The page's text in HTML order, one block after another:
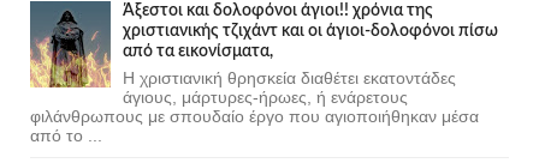
Άξεστοι και δολοφόνοι άγιοι!! χρόνια της
χριστιανικής τζιχάντ και οι άγιοι-δολοφόνοι πίσω
από τα εικονίσματα,
Η χριστιανική θρησκεία διαθέτει εκατοντάδες
άγιους, μάρτυρες-ήρωες, ή ενάρετους
φιλάνθρωπους με σπουδαίο έργο που αγιοποιήθηκαν μέσα
από το ...